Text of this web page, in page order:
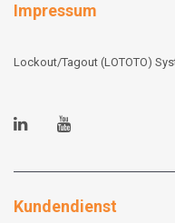
Impressum
Lockout/Tagout (LOTOTO)
Kundendienst